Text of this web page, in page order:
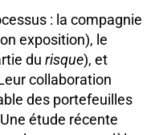
: la compagnie
exposition), le
du risque), et
collaboration
des portefeuilles
étude récente